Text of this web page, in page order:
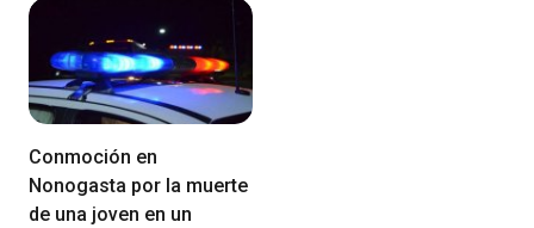
Conmoción en
Nonogasta por la muerte
de una joven en un